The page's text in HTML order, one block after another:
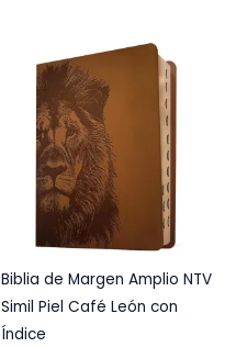
Biblia de Margen Amplio NTV
Simil Piel Café León con
Índice